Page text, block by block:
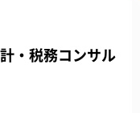
・税務コンサル